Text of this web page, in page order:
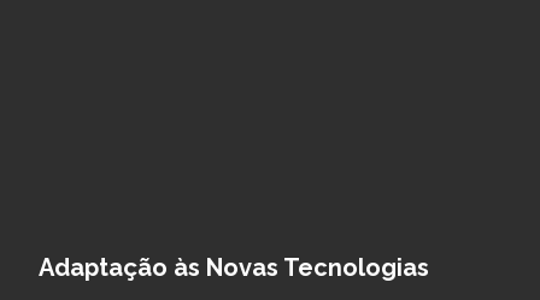
Adaptação às Novas Tecnologias